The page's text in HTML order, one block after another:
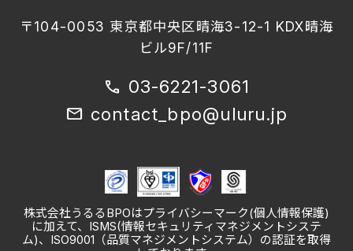
〒104-0053 東京都中央区晴海3-12-1 KDX晴海
ビル9F/11F
call 03-6221-3061
mail contact_bpo@uluru.jp
株式会社うるるBPOはプライバシーマーク(個人情報保護)
に加えて、ISMS(情報セキュリティマネジメントシステ
ム)、ISO9001（品質マネジメントシステム）の認証を取得